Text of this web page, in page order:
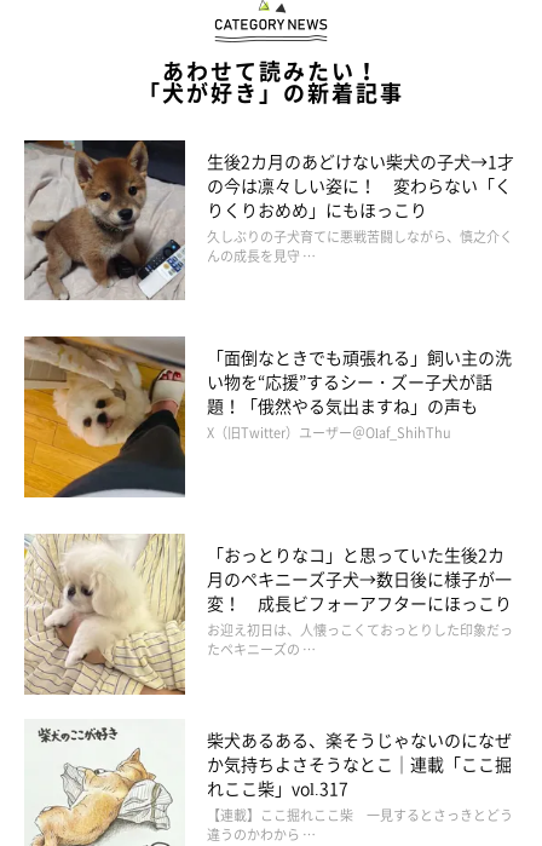
ソファの縁に乗る白兎くん。
@himu_0902
そんな白兎くんは、日常で独特な行動を見せて飼い主さんをほっ
飼い主さん：
「ソファの縁に上半身を乗せてくつろぐのが好きなようです。お
もちゃで遊ぶときは、よく私の体に乗りながらソファの縁で遊ん
でいます。
私の顔周りに上がってきて、おもちゃをカミカミして遊ぶことも
あります」
あわせて読みたい！
「犬が好き」の新着記事
生後2カ月のあどけない柴犬の子犬→1才
の今は凛々しい姿に！ 変わらない「く
りくりおめめ」にもほっこり
久しぶりの子犬育てに悪戦苦闘しながら、慎之介く
んの成長を見守 …
「面倒なときでも頑張れる」飼い主の洗
い物を“応援”するシー・ズー子犬が話
題！「俄然やる気出ますね」の声も
X（旧Twitter）ユーザー＠Olaf_ShihThu
「おっとりなコ」と思っていた生後2カ
月のペキニーズ子犬→数日後に様子が一
変！ 成長ビフォーアフターにほっこり
お迎え初日は、人懐っこくておっとりした印象だっ
たペキニーズの …
柴犬あるある、楽そうじゃないのになぜ
か気持ちよさそうなとこ｜連載「ここ掘
れここ柴」vol.317
【連載】ここ掘れここ柴 一見するとさっきとどう
違うのかわから …